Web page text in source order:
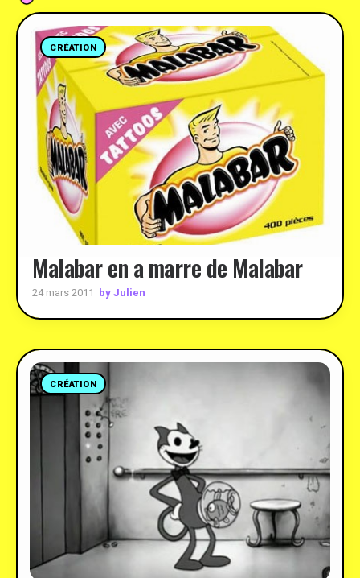
CRÉATION
Malabar en a marre de Malabar
24 mars 2011 by Julien
CRÉATION